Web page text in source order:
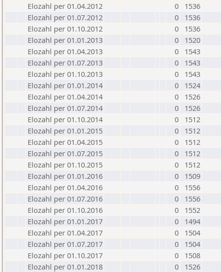
Elozahl per 01.04.2012
0
1536
Elozahl per 01.07.2012
0
1536
Elozahl per 01.10.2012
0
1536
Elozahl per 01.01.2013
0
1520
Elozahl per 01.04.2013
0
1543
Elozahl per 01.07.2013
0
1543
Elozahl per 01.10.2013
0
1543
Elozahl per 01.01.2014
0
1524
Elozahl per 01.04.2014
0
1526
Elozahl per 01.07.2014
0
1526
Elozahl per 01.10.2014
0
1512
Elozahl per 01.01.2015
0
1512
Elozahl per 01.04.2015
0
1512
Elozahl per 01.07.2015
0
1512
Elozahl per 01.10.2015
0
1512
Elozahl per 01.01.2016
0
1509
Elozahl per 01.04.2016
0
1556
Elozahl per 01.07.2016
0
1556
Elozahl per 01.10.2016
0
1552
Elozahl per 01.01.2017
0
1494
Elozahl per 01.04.2017
0
1504
Elozahl per 01.07.2017
0
1504
Elozahl per 01.10.2017
0
1508
Elozahl per 01.01.2018
0
1526